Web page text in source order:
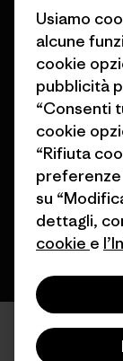
© 2026 Patagonia,
italiano
Usiamo
alcune
cookie
pubblicità
“Consenti
cookie
“Rifiuta
preferenze
su
dettagli,
cookie e